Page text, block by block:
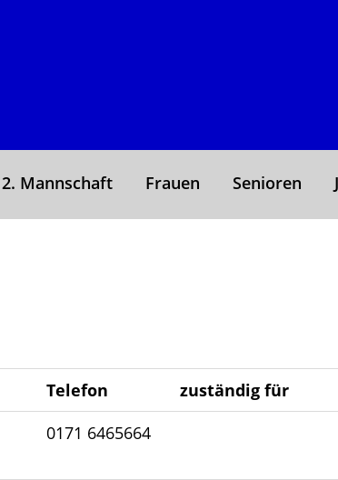
2. Mannschaft Frauen Senioren
Telefon
zuständig für
0171 6465664